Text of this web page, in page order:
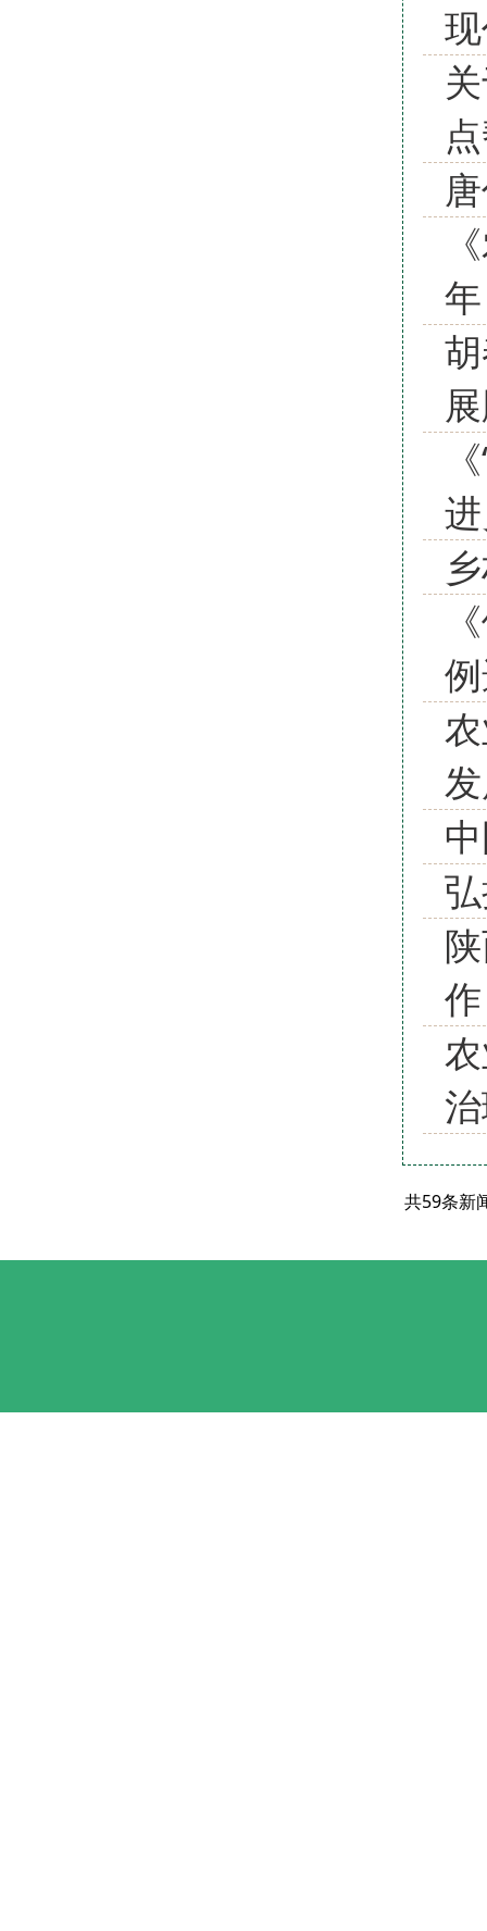
作
共59条新